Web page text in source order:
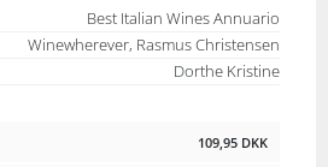
Best Italian Wines Annuario
Winewherever, Rasmus Christensen
Dorthe Kristine
109,95 DKK